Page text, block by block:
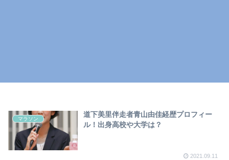
マラソン
道下美里伴走者青山由佳経歴プロフィー
ル！出身高校や大学は？
2021.09.11